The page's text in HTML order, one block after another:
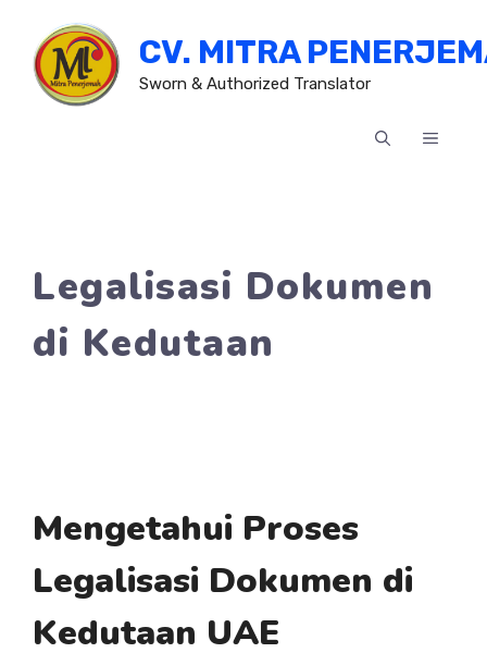
content
CV. MITRA
Sworn & Authorized Translator
MENU
Legalisasi Dokumen
di Kedutaan
Mengetahui Proses
Legalisasi Dokumen di
Kedutaan UAE